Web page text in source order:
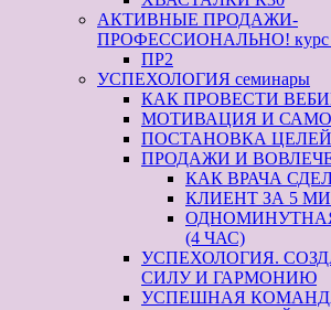
АКТИВНЫЕ ПРОДАЖИ-
ПРОФЕССИОНАЛЬНО! курс
ПР2
УСПЕХОЛОГИЯ семинары
КАК ПРОВЕСТИ
МОТИВАЦИЯ И
ПОСТАНОВКА ЦЕЛЕЙ.
ПРОДАЖИ И
КАК ВРАЧА
КЛИЕНТ ЗА 5
(4 ЧАС)
УСПЕХОЛОГИЯ.
СИЛУ И ГАРМОНИЮ
УСПЕШНАЯ